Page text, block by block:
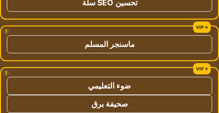
تحسين SEO سلة
!
ماسنجر المسلم
!
ضوء التعليمي
صحيفة برق